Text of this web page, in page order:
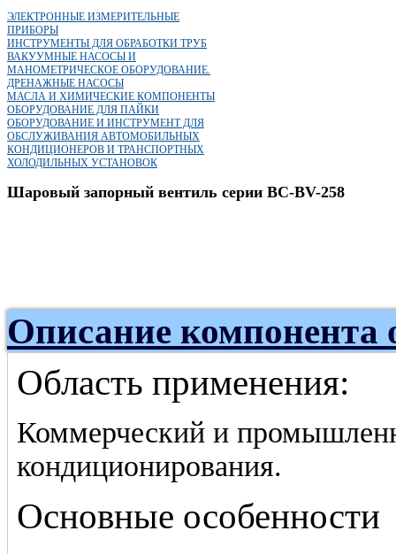
ЭЛЕКТРОННЫЕ ИЗМЕРИТЕЛЬНЫЕ
ПРИБОРЫ
ИНСТРУМЕНТЫ ДЛЯ ОБРАБОТКИ ТРУБ
ВАКУУМНЫЕ НАСОСЫ И
МАНОМЕТРИЧЕСКОЕ ОБОРУДОВАНИЕ.
ДРЕНАЖНЫЕ НАСОСЫ
МАСЛА И ХИМИЧЕСКИЕ КОМПОНЕНТЫ
ОБОРУДОВАНИЕ ДЛЯ ПАЙКИ
ОБОРУДОВАНИЕ И ИНСТРУМЕНТ ДЛЯ
ОБСЛУЖИВАНИЯ АВТОМОБИЛЬНЫХ
КОНДИЦИОНЕРОВ И ТРАНСПОРТНЫХ
ХОЛОДИЛЬНЫХ УСТАНОВОК
Шаровый запорный вентиль серии BC-BV-258
Описание компонента
Область применения:
Коммерческий и
кондиционирования.
Основные особенности